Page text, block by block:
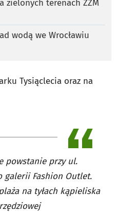
zielonych terenach ZZM
wodą we Wrocławiu
Tysiąclecia oraz na
powstanie przy ul.
galerii Fashion Outlet.
na tyłach kąpieliska